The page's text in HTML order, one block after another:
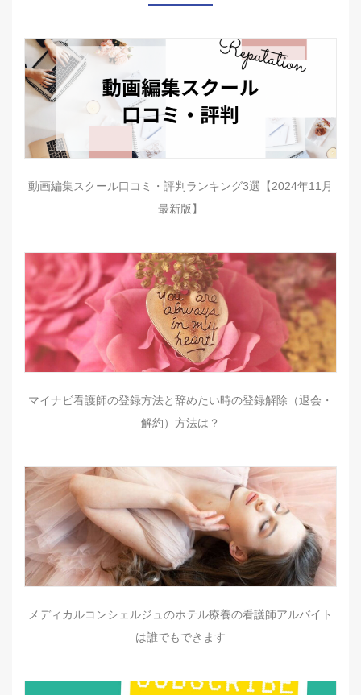
動画編集スクール口コミ・評判ランキング3選【2024年11月
最新版】
マイナビ看護師の登録方法と辞めたい時の登録解除（退会・
解約）方法は？
メディカルコンシェルジュのホテル療養の看護師アルバイト
は誰でもできます